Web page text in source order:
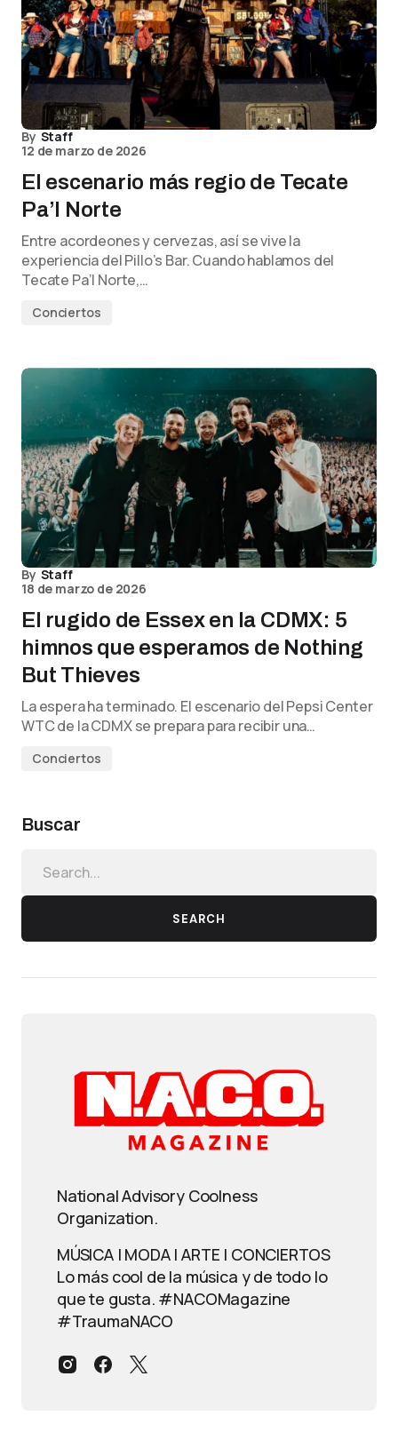
By Staff
12 de marzo de 2026
El escenario más regio de Tecate
Pa’l Norte
Entre acordeones y cervezas, así se vive la
experiencia del Pillo’s Bar. Cuando hablamos del
Tecate Pa’l Norte,…
Conciertos
By Staff
18 de marzo de 2026
El rugido de Essex en la CDMX: 5
himnos que esperamos de Nothing
But Thieves
La espera ha terminado. El escenario del Pepsi Center
WTC de la CDMX se prepara para recibir una…
Conciertos
Buscar
SEARCH
National Advisory Coolness
Organization.
MÚSICA | MODA | ARTE | CONCIERTOS
Lo más cool de la música y de todo lo
que te gusta. #NACOMagazine
#TraumaNACO